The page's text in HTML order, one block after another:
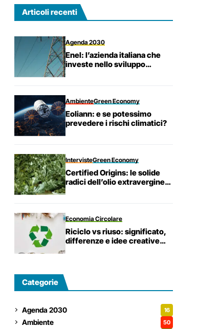
Articoli recenti
Agenda 2030
Enel: l’azienda italiana che
investe nello sviluppo
AmbienteGreen Economy
Eoliann: e se potessimo
prevedere i rischi climatici?
IntervisteGreen Economy
Certified Origins: le solide
radici dell’olio extravergine
Economia Circolare
Riciclo vs riuso: significato,
differenze e idee creative
Categorie
Agenda 2030 16
Ambiente 50